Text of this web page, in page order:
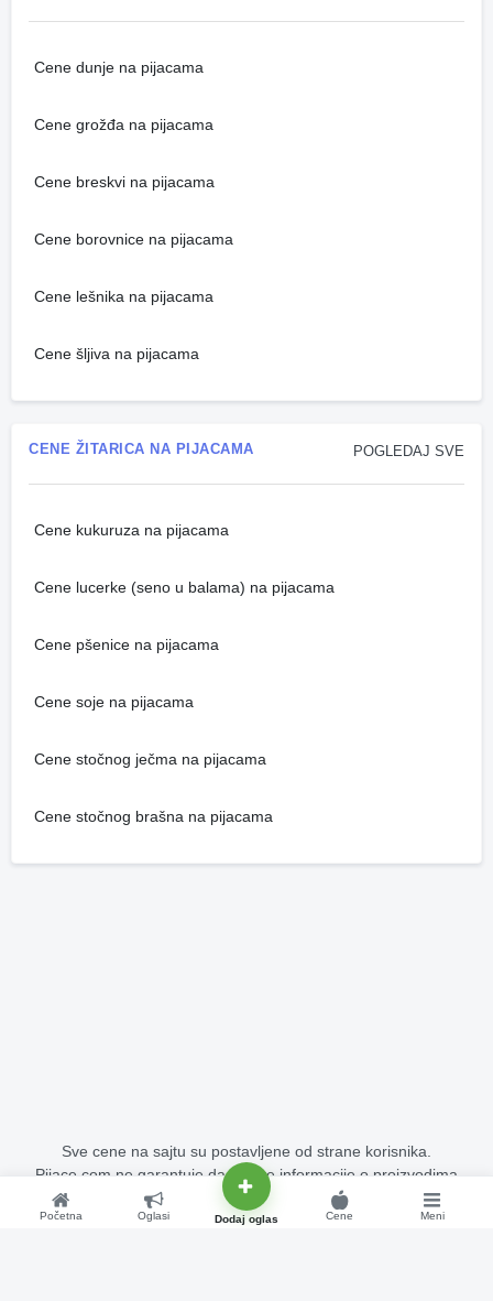
Cene dunje na pijacama
Cene grožđa na pijacama
Cene breskvi na pijacama
Cene borovnice na pijacama
Cene lešnika na pijacama
Cene šljiva na pijacama
POGLEDAJ SVE
CENE ŽITARICA NA PIJACAMA
Cene kukuruza na pijacama
Cene lucerke (seno u balama) na pijacama
Cene pšenice na pijacama
Cene soje na pijacama
Cene stočnog ječma na pijacama
Cene stočnog brašna na pijacama
Sve cene na sajtu su postavljene od strane korisnika.
Pijace.com ne garantuje da su sve informacije o proizvodima
potpuno tačne i bez grešaka.
Copyright © 2015 - 2026 Pijace.com Sva prava su zadržana.
Početna Oglasi Dodaj oglas Cene Meni